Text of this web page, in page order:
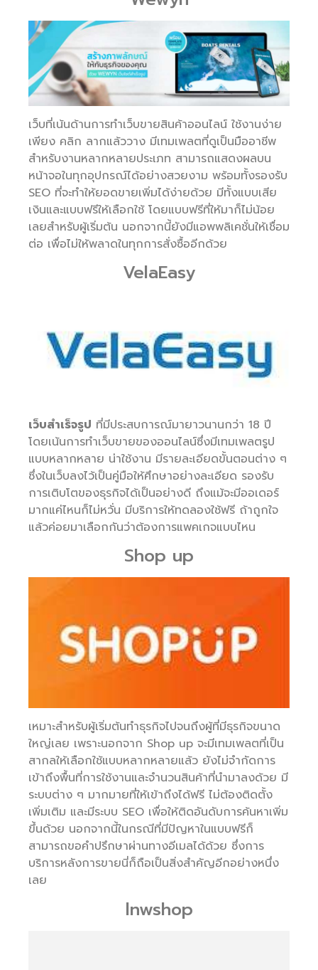
เว็บที่เน้นด้านการทำเว็บขายสินค้าออนไลน์ ใช้งานง่าย
เพียง คลิก ลากแล้ววาง มีเทมเพลตที่ดูเป็นมืออาชีพ
สำหรับงานหลากหลายประเภท สามารถแสดงผลบน
หน้าจอในทุกอุปกรณ์ได้อย่างสวยงาม พร้อมทั้งรองรับ
SEO ที่จะทำให้ยอดขายเพิ่มได้ง่ายด้วย มีทั้งแบบเสีย
เงินและแบบฟรีให้เลือกใช้ โดยแบบฟรีที่ให้มาก็ไม่น้อย
เลยสำหรับผู้เริ่มต้น นอกจากนี้ยังมีแอพพลิเคชั่นให้เชื่อม
ต่อ เพื่อไม่ให้พลาดในทุกการสั่งซื้ออีกด้วย
VelaEasy
เว็บสำเร็จรูป ที่มีประสบการณ์มายาวนานกว่า 18 ปี
โดยเน้นการทำเว็บขายของออนไลน์ซึ่งมีเทมเพลตรูป
แบบหลากหลาย น่าใช้งาน มีรายละเอียดขั้นตอนต่าง ๆ
ซึ่งในเว็บลงไว้เป็นคู่มือให้ศึกษาอย่างละเอียด รองรับ
การเติบโตของธุรกิจได้เป็นอย่างดี ถึงแม้จะมีออเดอร์
มากแค่ไหนก็ไม่หวั่น มีบริการให้ทดลองใช้ฟรี ถ้าถูกใจ
แล้วค่อยมาเลือกกันว่าต้องการแพคเกจแบบไหน
Shop up
เหมาะสำหรับผู้เริ่มต้นทำธุรกิจไปจนถึงผู้ที่มีธุรกิจขนาด
ใหญ่เลย เพราะนอกจาก Shop up จะมีเทมเพลตที่เป็น
สากลให้เลือกใช้แบบหลากหลายแล้ว ยังไม่จำกัดการ
เข้าถึงพื้นที่การใช้งานและจำนวนสินค้าที่นำมาลงด้วย มี
ระบบต่าง ๆ มากมายที่ให้เข้าถึงได้ฟรี ไม่ต้องติดตั้ง
เพิ่มเติม และมีระบบ SEO เพื่อให้ติดอันดับการค้นหาเพิ่ม
ขึ้นด้วย นอกจากนี้ในกรณีที่มีปัญหาในแบบฟรีก็
สามารถขอคำปรึกษาผ่านทางอีเมลได้ด้วย ซึ่งการ
บริการหลังการขายนี่ก็ถือเป็นสิ่งสำคัญอีกอย่างหนึ่ง
เลย
lnwshop